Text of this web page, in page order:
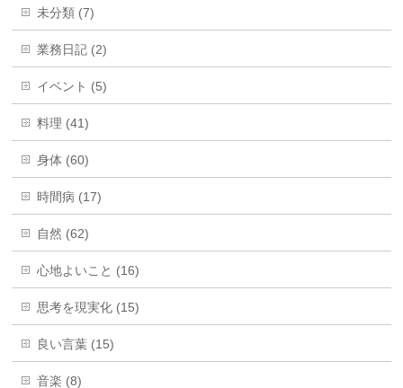
未分類 (7)
業務日記 (2)
イベント (5)
料理 (41)
身体 (60)
時間病 (17)
自然 (62)
心地よいこと (16)
思考を現実化 (15)
良い言葉 (15)
音楽 (8)